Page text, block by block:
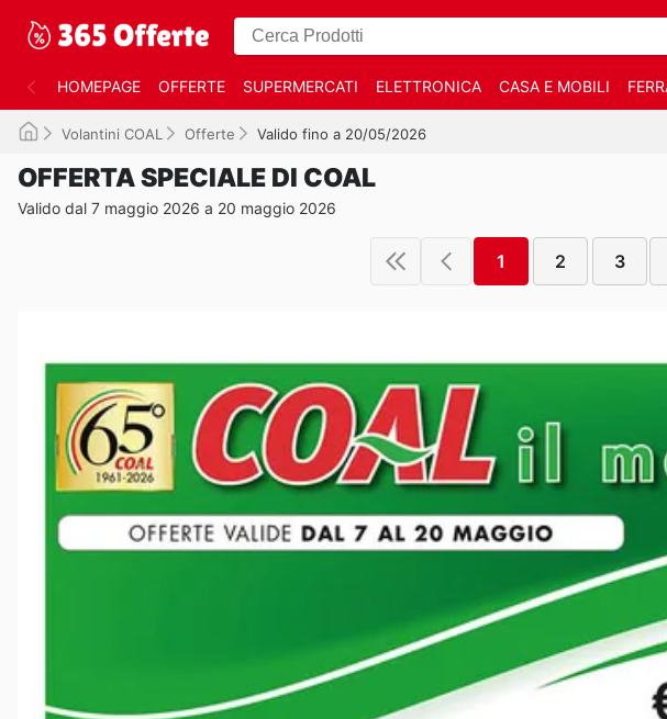
HOMEPAGE OFFERTE SUPERMERCATI ELETTRONICA CASA E MOBILI
Volantini COAL Offerte Valido fino a 20/05/2026
OFFERTA SPECIALE DI COAL
Valido dal 7 maggio 2026 a 20 maggio 2026
1 2 3